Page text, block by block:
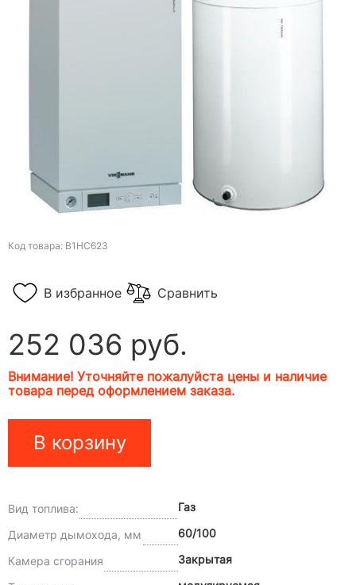
Код товара: B1HC623
В избранное Сравнить
252 036 руб.
Внимание! Уточняйте пожалуйста цены и наличие
товара перед оформлением заказа.
В корзину
Вид топлива: Газ
Диаметр дымохода, мм 60/100
Камера сгорания Закрытая